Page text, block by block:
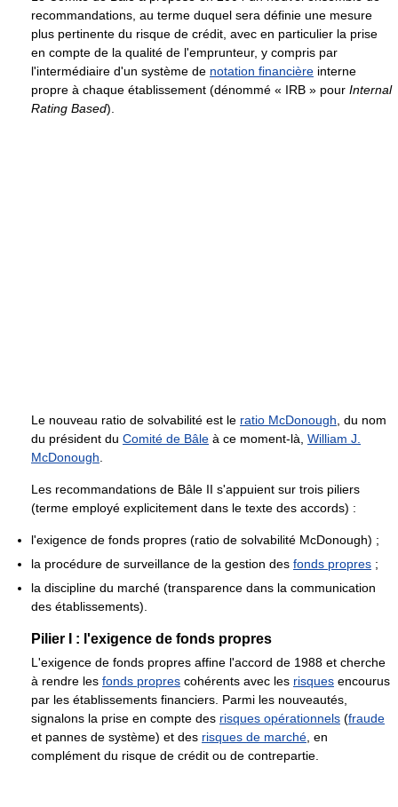
recommandations, au terme duquel sera définie une mesure
plus pertinente du risque de crédit, avec en particulier la prise
en compte de la qualité de l'emprunteur, y compris par
l'intermédiaire d'un système de notation financière interne
propre à chaque établissement (dénommé « IRB » pour Internal
Rating Based).
Le nouveau ratio de solvabilité est le ratio McDonough, du nom
du président du Comité de Bâle à ce moment-là, William J.
McDonough.
Les recommandations de Bâle II s'appuient sur trois piliers
(terme employé explicitement dans le texte des accords) :
l'exigence de fonds propres (ratio de solvabilité McDonough) ;
la procédure de surveillance de la gestion des fonds propres ;
la discipline du marché (transparence dans la communication
des établissements).
Pilier I : l'exigence de fonds propres
L'exigence de fonds propres affine l'accord de 1988 et cherche
à rendre les fonds propres cohérents avec les risques encourus
par les établissements financiers. Parmi les nouveautés,
signalons la prise en compte des risques opérationnels (fraude
et pannes de système) et des risques de marché, en
complément du risque de crédit ou de contrepartie.